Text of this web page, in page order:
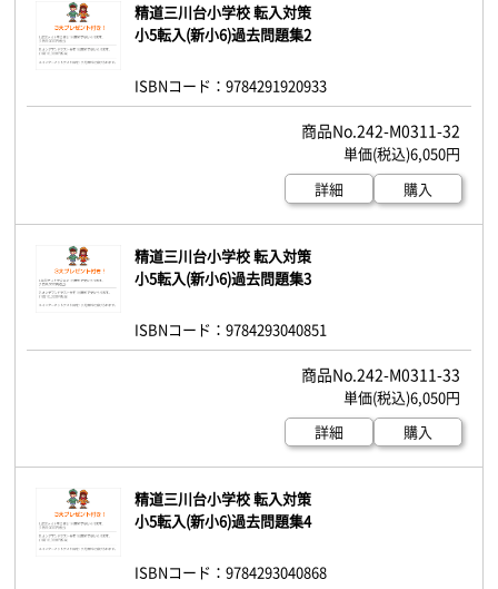
精道三川台小学校 転入対策
小5転入(新小6)過去問題集2
ISBNコード：9784291920933
242-M0311-32
6,050円
詳細
購入
精道三川台小学校 転入対策
小5転入(新小6)過去問題集3
ISBNコード：9784293040851
242-M0311-33
6,050円
詳細
購入
精道三川台小学校 転入対策
小5転入(新小6)過去問題集4
ISBNコード：9784293040868